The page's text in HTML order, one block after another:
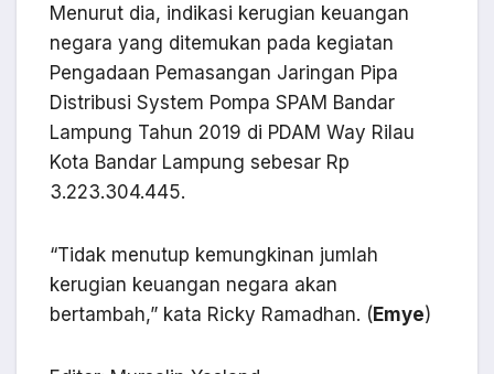
Menurut dia, indikasi kerugian keuangan
negara yang ditemukan pada kegiatan
Pengadaan Pemasangan Jaringan Pipa
Distribusi System Pompa SPAM Bandar
Lampung Tahun 2019 di PDAM Way Rilau
Kota Bandar Lampung sebesar Rp
3.223.304.445.
“Tidak menutup kemungkinan jumlah
kerugian keuangan negara akan
bertambah,” kata Ricky Ramadhan. (Emye)